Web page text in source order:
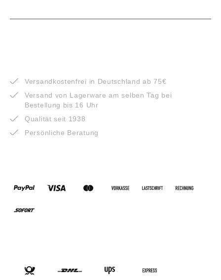
Versandkostenfrei in Deutschland ab 75€
Versand von Lagerware am selben Tag bei
Bestellung bis 16 Uhr
Qualität seit 1938
Persönliche Beratung